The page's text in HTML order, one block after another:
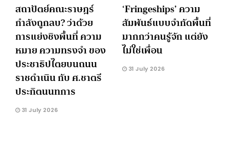
สถาปัตย์คณะราษฎร์
กำลังถูกลบ? ว่าด้วย
การแย่งชิงพื้นที่ ความ
หมาย ความทรงจำ ของ
ประชาธิปไตยบนถนน
ราชดำเนิน กับ ศ.ชาตรี
ประกิตนนทการ
31 July 2026
‘Fringeships’ ความ
สัมพันธ์แบบจำกัดพื้นที่
มากกว่าคนรู้จัก แต่ยัง
ไม่ใช่เพื่อน
31 July 2026